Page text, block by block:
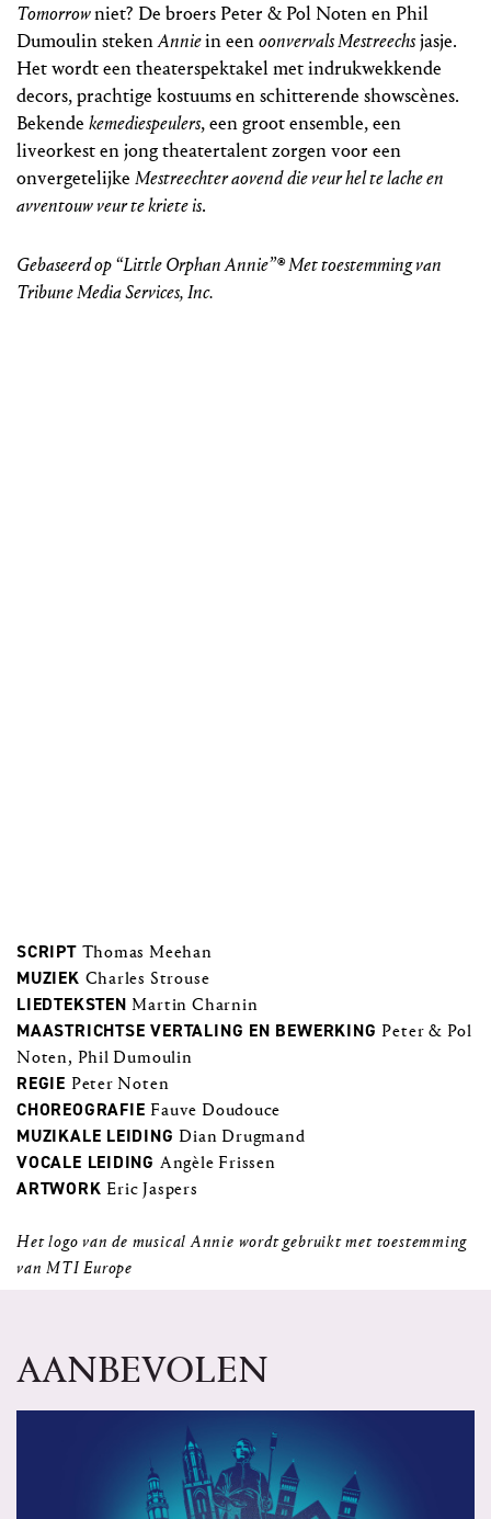
Tomorrowniet? De broers Peter & Pol Noten en Phil
Dumoulin stekenAnniein eenoonvervals Mestreechsjasje.
Het wordt een theaterspektakel met indrukwekkende
decors, prachtige kostuums en schitterende showscènes.
Bekende kemediespeulers, een groot ensemble, een
liveorkest en jong theatertalent zorgen voor een
onvergetelijke Mestreechter aovenddie veur hel te lache en
avventouw veur te kriete is.
Gebaseerd op “Little Orphan Annie”® Met toestemming van
Tribune Media Services, Inc.
SCRIPT Thomas Meehan
MUZIEK Charles Strouse
LIEDTEKSTENMartin Charnin
MAASTRICHTSE VERTALING EN BEWERKINGPeter & Pol
Noten, Phil Dumoulin
REGIE Peter Noten
CHOREOGRAFIEFauve Doudouce
MUZIKALE LEIDINGDian Drugmand
VOCALE LEIDING Angèle Frissen
ARTWORKEric Jaspers
Het logo van de musical Annie wordt gebruikt met toestemming
van MTI Europe
AANBEVOLEN